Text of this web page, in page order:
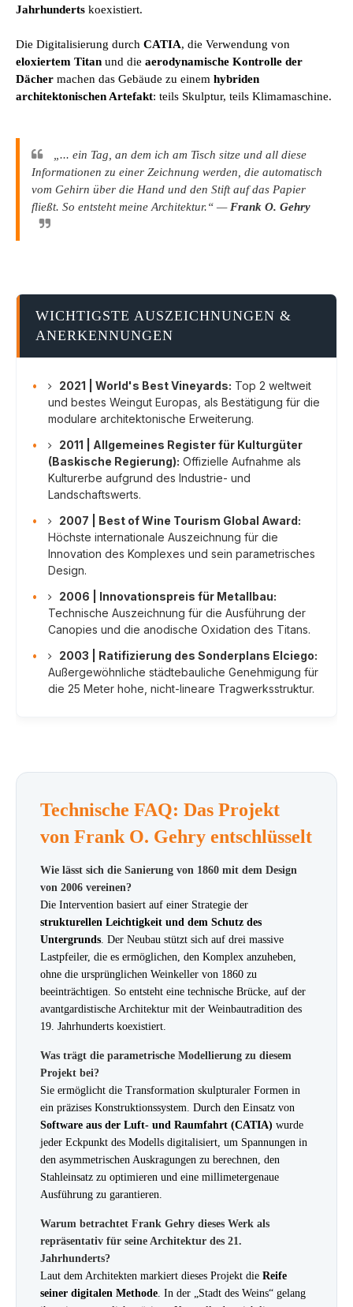
Jahrhunderts koexistiert.
Die Digitalisierung durch CATIA, die Verwendung von
eloxiertem Titan und die aerodynamische Kontrolle der
Dächer machen das Gebäude zu einem hybriden
architektonischen Artefakt: teils Skulptur, teils Klimamaschine.
„... ein Tag, an dem ich am Tisch sitze und all diese
Informationen zu einer Zeichnung werden, die automatisch
vom Gehirn über die Hand und den Stift auf das Papier
fließt. So entsteht meine Architektur.“ — Frank O. Gehry
WICHTIGSTE AUSZEICHNUNGEN &
ANERKENNUNGEN
• 2021 | World's Best Vineyards: Top 2 weltweit
und bestes Weingut Europas, als Bestätigung für die
modulare architektonische Erweiterung.
•
2011 | Allgemeines Register für Kulturgüter
(Baskische Regierung): Offizielle Aufnahme als
Kulturerbe aufgrund des Industrie- und
Landschaftswerts.
•
2007 | Best of Wine Tourism Global Award:
Höchste internationale Auszeichnung für die
Innovation des Komplexes und sein parametrisches
Design.
•
2006 | Innovationspreis für Metallbau:
Technische Auszeichnung für die Ausführung der
Canopies und die anodische Oxidation des Titans.
•
2003 | Ratifizierung des Sonderplans Elciego:
Außergewöhnliche städtebauliche Genehmigung für
die 25 Meter hohe, nicht-lineare Tragwerksstruktur.
Technische FAQ: Das Projekt
von Frank O. Gehry entschlüsselt
Wie lässt sich die Sanierung von 1860 mit dem Design
von 2006 vereinen?
Die Intervention basiert auf einer Strategie der
strukturellen Leichtigkeit und dem Schutz des
Untergrunds . Der Neubau stützt sich auf drei massive
Lastpfeiler, die es ermöglichen, den Komplex anzuheben,
ohne die ursprünglichen Weinkeller von 1860 zu
beeinträchtigen. So entsteht eine technische Brücke, auf der
avantgardistische Architektur mit der Weinbautradition des
19. Jahrhunderts koexistiert.
Was trägt die parametrische Modellierung zu diesem
Projekt bei?
Sie ermöglicht die Transformation skulpturaler Formen in
ein präzises Konstruktionssystem. Durch den Einsatz von
Software aus der Luft- und Raumfahrt (CATIA) wurde
jeder Eckpunkt des Modells digitalisiert, um Spannungen in
den asymmetrischen Auskragungen zu berechnen, den
Stahleinsatz zu optimieren und eine millimetergenaue
Ausführung zu garantieren.
Warum betrachtet Frank Gehry dieses Werk als
repräsentativ für seine Architektur des 21.
Jahrhunderts?
Laut dem Architekten markiert dieses Projekt die Reife
seiner digitalen Methode . In der „Stadt des Weins“ gelang